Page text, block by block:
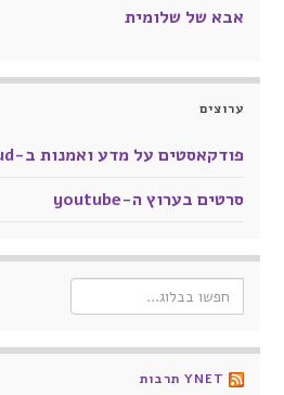
אבא של שלומית
ערוצים
פודקאסטים על מדע ואמנות ב-soundcloud
סרטים בערוץ ה-youtube
Search for:
YNET תרבות